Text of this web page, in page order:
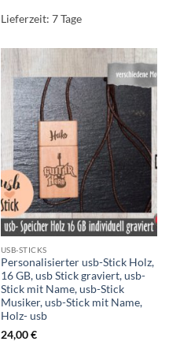
Lieferzeit: 7 Tage
USB-STICKS
Personalisierter usb-Stick Holz,
16 GB, usb Stick graviert, usb-
Stick mit Name, usb-Stick
Musiker, usb-Stick mit Name,
Holz- usb
24,00€